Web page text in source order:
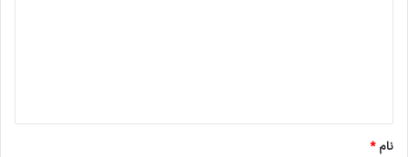
نام*